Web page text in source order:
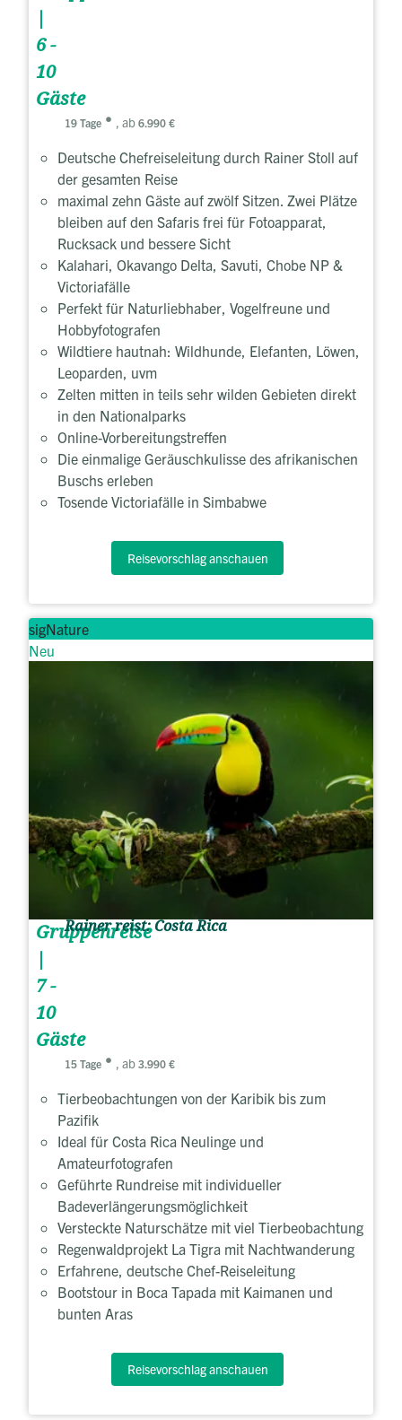
|
6 -
10
Gäste
19 Tage , ab 6.990 €
Deutsche Chefreiseleitung durch Rainer Stoll auf
der gesamten Reise
maximal zehn Gäste auf zwölf Sitzen. Zwei Plätze
bleiben auf den Safaris frei für Fotoapparat,
Rucksack und bessere Sicht
Kalahari, Okavango Delta, Savuti, Chobe NP &
Victoriafälle
Perfekt für Naturliebhaber, Vogelfreune und
Hobbyfotografen
Wildtiere hautnah: Wildhunde, Elefanten, Löwen,
Leoparden, uvm
Zelten mitten in teils sehr wilden Gebieten direkt
in den Nationalparks
Online-Vorbereitungstreffen
Die einmalige Geräuschkulisse des afrikanischen
Buschs erleben
Tosende Victoriafälle in Simbabwe
Reisevorschlag anschauen
sigNature
Neu
Gruppenreise
|
7 -
10
Gäste
Rainer reist: Costa Rica
15 Tage , ab 3.990 €
Tierbeobachtungen von der Karibik bis zum
Pazifik
Ideal für Costa Rica Neulinge und
Amateurfotografen
Geführte Rundreise mit individueller
Badeverlängerungsmöglichkeit
Versteckte Naturschätze mit viel Tierbeobachtung
Regenwaldprojekt La Tigra mit Nachtwanderung
Erfahrene, deutsche Chef-Reiseleitung
Bootstour in Boca Tapada mit Kaimanen und
bunten Aras
Reisevorschlag anschauen